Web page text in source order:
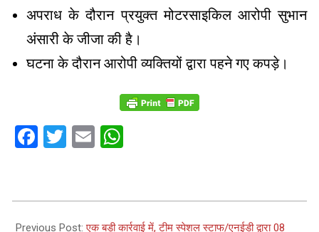
अपराध के दौरान प्रयुक्त मोटरसाइकिल आरोपी सुभान
अंसारी के जीजा की है।
घटना के दौरान आरोपी व्यक्तियों द्वारा पहने गए कपड़े।
Facebook
Twitter
Email
04-
Previous Post:एक बड़ी कार्रवाई में, टीम स्पेशल स्टाफ/एनईडी द्वारा 08